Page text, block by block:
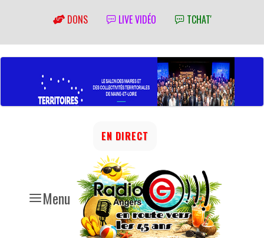
DONS LIVE VIDÉO TCHAT'
Menu
EN DIRECT